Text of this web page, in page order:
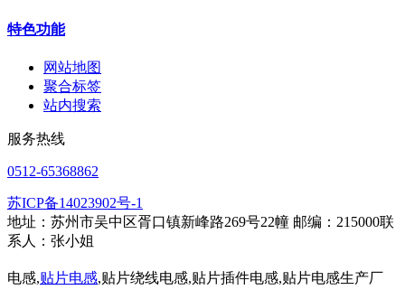
特色功能
网站地图
聚合标签
站内搜索
服务热线
0512-65368862
苏ICP备14023902号-1
地址：苏州市吴中区胥口镇新峰路269号22幢 邮编：215000联
系人：张小姐
电感,贴片电感,贴片绕线电感,贴片插件电感,贴片电感生产厂